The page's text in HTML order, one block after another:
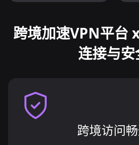
跨境加速VPN平
连接与安
跨境访问